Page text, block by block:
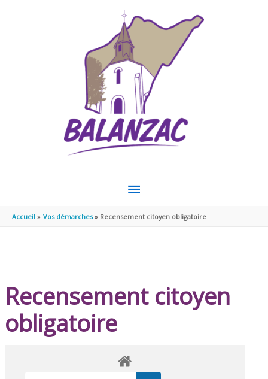
MENU
PRINCIPAL
Accueil Vos démarches Recensement citoyen obligatoire
Recensement citoyen
obligatoire